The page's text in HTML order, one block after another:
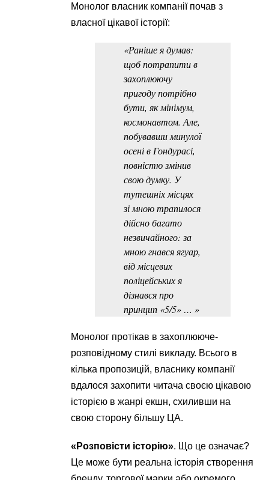
Монолог власник компанії почав з
власної цікавої історії:
«Раніше я думав:
щоб потрапити в
захоплюючу
пригоду потрібно
бути, як мінімум,
космонавтом. Але,
побувавши минулої
осені в Гондурасі,
повністю змінив
свою думку. У
тутешніх місцях
зі мною трапилося
дійсно багато
незвичайного: за
мною гнався ягуар,
від місцевих
поліцейських я
дізнався про
принцип «5/5» … »
Монолог протікав в захоплююче-
розповідному стилі викладу. Всього в
кілька пропозицій, власнику компанії
вдалося захопити читача своєю цікавою
історією в жанрі екшн, схиливши на
свою сторону більшу ЦА.
«Розповісти історію». Що це означає?
Це може бути реальна історія створення